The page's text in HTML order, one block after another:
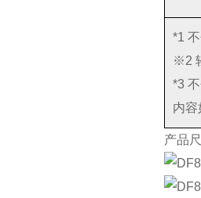
*1
※2
*3
内
产品